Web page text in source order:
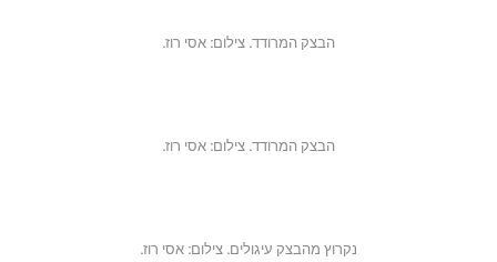
הבצק המרודד. צילום: אסי רוז.
הבצק המרודד. צילום: אסי רוז.
נקרוץ מהבצק עיגולים. צילום: אסי רוז.